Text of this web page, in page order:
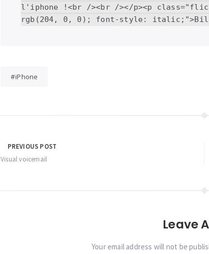
l'iphone !<br /><br /></p><p
iPhone
Navigation
de
PREVIOUS POST
Visual voicemail
Leave
Your email address will not be